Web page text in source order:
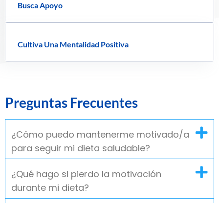
Busca Apoyo
Cultiva Una Mentalidad Positiva
Preguntas Frecuentes
¿Cómo puedo mantenerme motivado/a
para seguir mi dieta saludable?
¿Qué hago si pierdo la motivación
durante mi dieta?